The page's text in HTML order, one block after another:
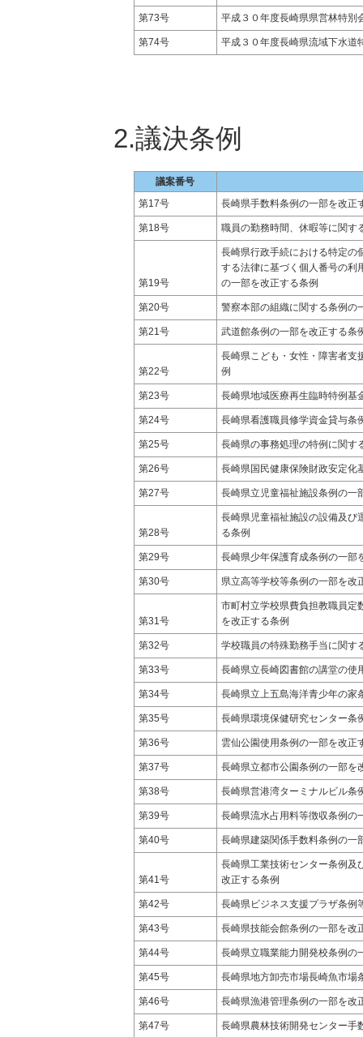
第73号 平成３０年度長崎県県営林特別
第74号 平成３０年度長崎県流域下水道
2.議決条例
議案番号
第17号
長崎県手数料条例の一部を改正
第18号 職員の勤務時間、休暇等に関す
第19号
長崎県行政手続における特定の
する法律に基づく個人番号の利
の一部を改正する条例
第20号 警察本部の組織に関する条例の
第21号 武道館条例の一部を改正する条
第22号
長崎県こども・女性・障害者支
例
第23号 長崎県地域医療再生臨時特例基
第24号 長崎県看護職員修学資金貸与条
第25号 長崎県の事務処理の特例に関す
第26号 長崎県国民健康保険財政安定化
第27号 長崎県立児童福祉施設条例の一
第28号
長崎県児童福祉施設の設備及び
る条例
第29号 長崎県少年保護育成条例の一部
第30号 県立高等学校等条例の一部を改
第31号
市町村立学校県費負担教職員定
を改正する条例
第32号 学校職員の特殊勤務手当に関す
第33号 長崎県立長崎図書館の講堂の使
第34号 長崎県立上五島海洋青少年の家
第35号 長崎県環境保健研究センター条
第36号 雲仙公園使用条例の一部を改正
第37号 長崎県立都市公園条例の一部を
第38号 長崎県営港湾ターミナルビル条
第39号 長崎県流水占用料等徴収条例の
第40号 長崎県建築関係手数料条例の一
第41号
長崎県工業技術センター条例及
改正する条例
第42号 長崎県ビジネス支援プラザ条例
第43号 長崎県技能会館条例の一部を改
第44号 長崎県立職業能力開発校条例の
第45号 長崎県地方卸売市場長崎魚市場
第46号 長崎県漁港管理条例の一部を改
第47号 長崎県農林技術開発センター手